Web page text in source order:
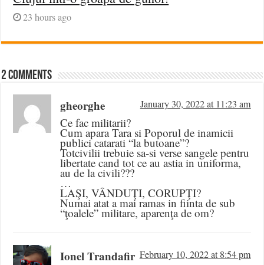
23 hours ago
2 comments
gheorghe January 30, 2022 at 11:23 am
Ce fac militarii?
Cum apara Tara si Poporul de inamicii
publici catarati “la butoane”?
Totcivilii trebuie sa-si verse sangele pentru
libertate cand tot ce au astia in uniforma,
au de la civili???
…
LAŞI, VÂNDUŢI, CORUPŢI?
Numai atat a mai ramas in fiinta de sub
“ţoalele” militare, aparenţa de om?
Ionel Trandafir February 10, 2022 at 8:54 pm